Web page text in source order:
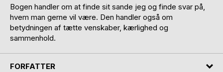
Bogen handler om at finde sit sande jeg og finde svar på,
hvem man gerne vil være. Den handler også om
betydningen af tætte venskaber, kærlighed og
sammenhold.
FORFATTER